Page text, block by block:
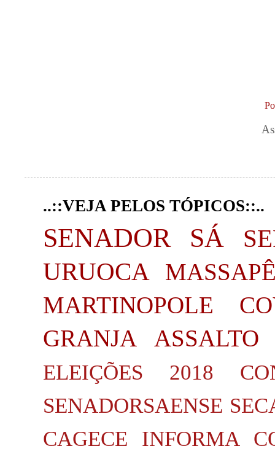
..::VEJA PELOS TÓPICOS::..
SENADOR SÁ
URUOCA
MARTINOPOLE
GRANJA
ASSALTO
ELEIÇÕES 2018
SENADORSAENSE
CAGECE INFORMA